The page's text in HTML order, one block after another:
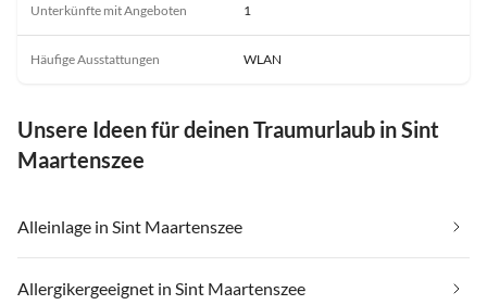
Unterkünfte mit Angeboten 1
Häufige Ausstattungen WLAN
Unsere Ideen für deinen Traumurlaub in Sint
Maartenszee
Alleinlage in Sint Maartenszee
Allergikergeeignet in Sint Maartenszee